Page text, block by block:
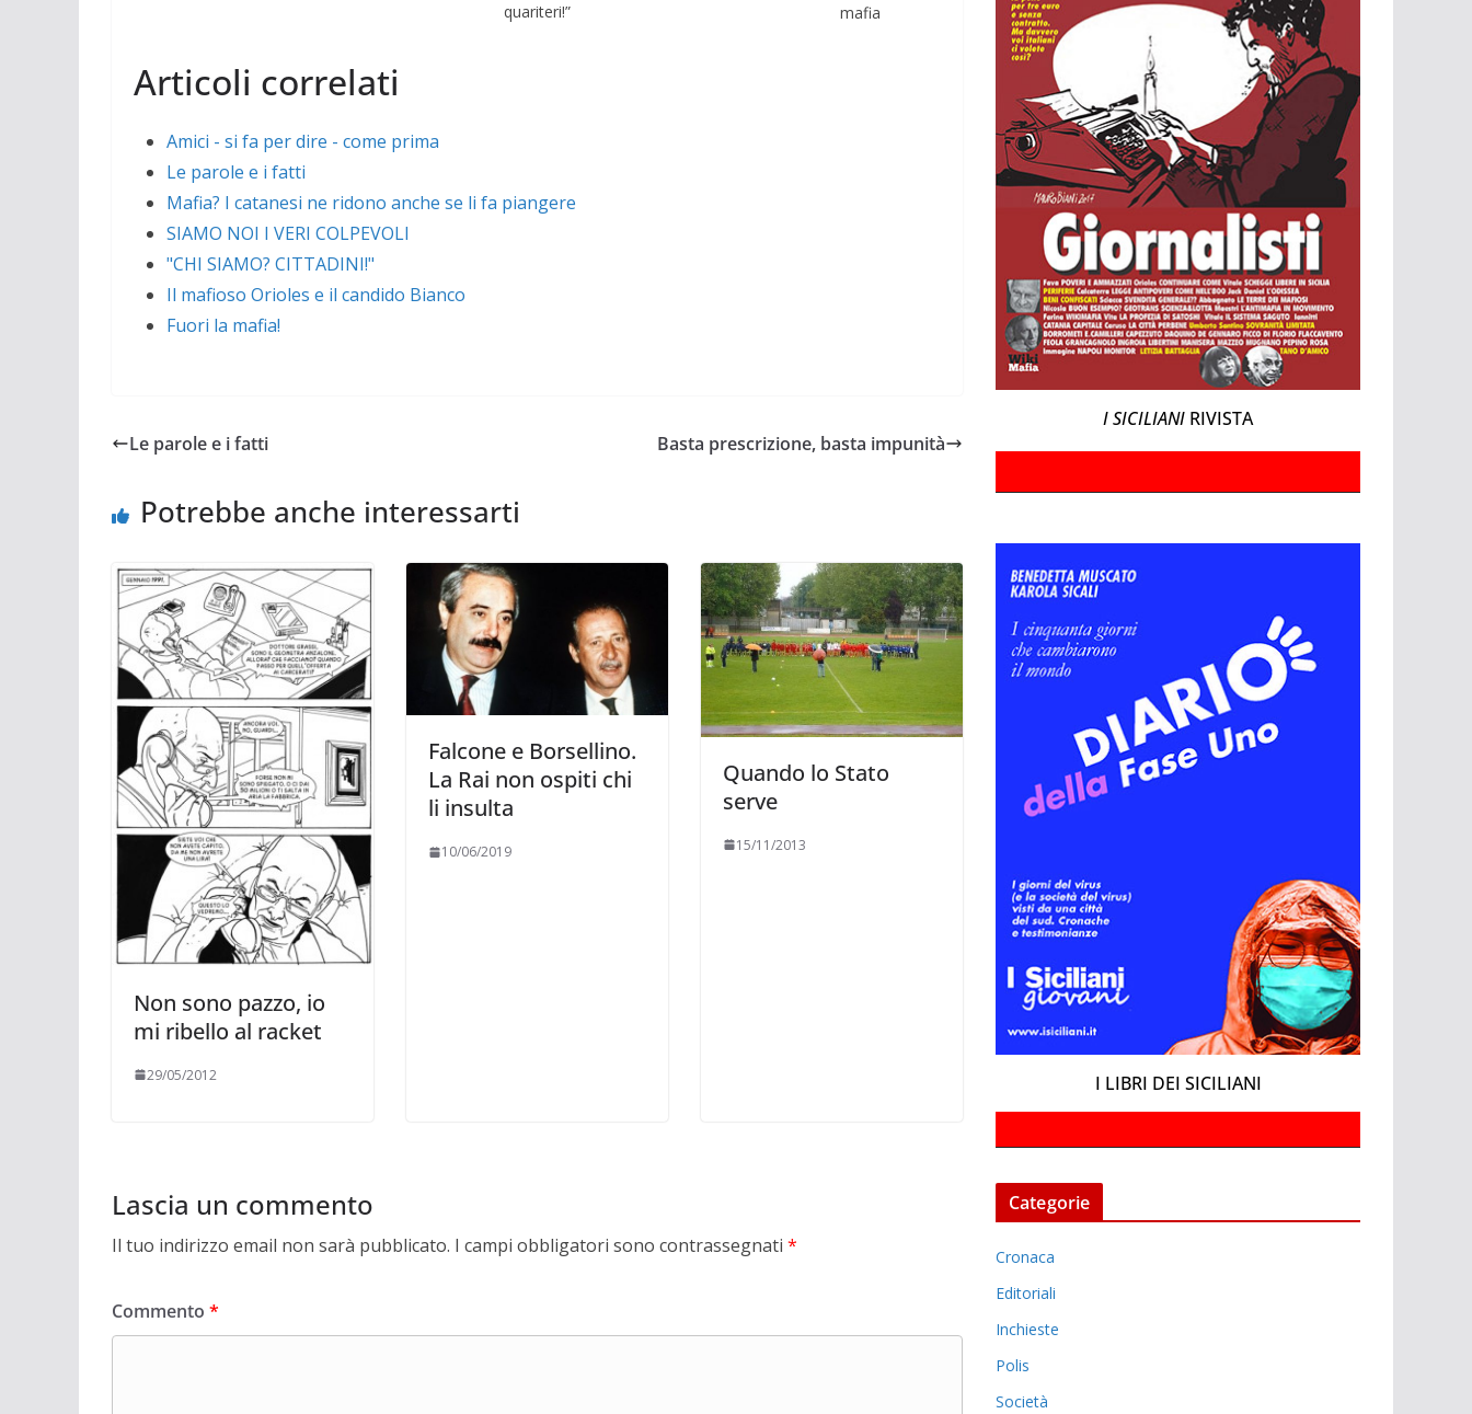
quariteri!”
mafia
Articoli correlati
Amici - si fa per dire - come prima
Le parole e i fatti
Mafia? I catanesi ne ridono anche se li fa piangere
SIAMO NOI I VERI COLPEVOLI
"CHI SIAMO? CITTADINI!"
Il mafioso Orioles e il candido Bianco
Fuori la mafia!
Le parole e i fatti Basta prescrizione, basta impunità
Potrebbe anche interessarti
Non sono pazzo, io
mi ribello al racket
29/05/2012
Falcone e Borsellino.
La Rai non ospiti chi
li insulta
10/06/2019
Quando lo Stato
serve
15/11/2013
Lascia un commento
Il tuo indirizzo email non sarà pubblicato. I campi obbligatori sono contrassegnati *
Commento *
I SICILIANI RIVISTA
I LIBRI DEI SICILIANI
Categorie
Cronaca
Editoriali
Inchieste
Polis
Società